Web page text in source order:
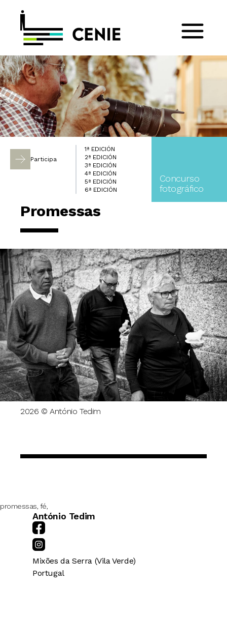
Participa
1ª EDICIÓN
2ª EDICIÓN
3ª EDICIÓN
4ª EDICIÓN
5ª EDICIÓN
6ª EDICIÓN
Concurso
fotográfico
Promessas
2026 © António Tedim
promessas, fé,
António Tedim
Mixões da Serra (Vila Verde)
Portugal